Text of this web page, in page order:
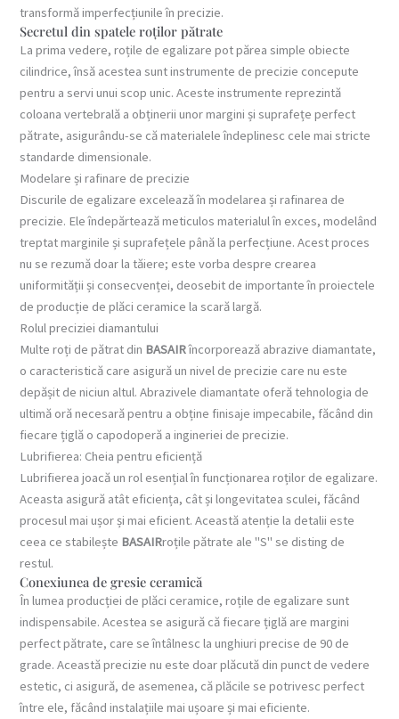
transformă imperfecțiunile în precizie.
Secretul din spatele roților pătrate
La prima vedere, roțile de egalizare pot părea simple obiecte
cilindrice, însă acestea sunt instrumente de precizie concepute
pentru a servi unui scop unic. Aceste instrumente reprezintă
coloana vertebrală a obținerii unor margini și suprafețe perfect
pătrate, asigurându-se că materialele îndeplinesc cele mai stricte
standarde dimensionale.
Modelare și rafinare de precizie
Discurile de egalizare excelează în modelarea și rafinarea de
precizie. Ele îndepărtează meticulos materialul în exces, modelând
treptat marginile și suprafețele până la perfecțiune. Acest proces
nu se rezumă doar la tăiere; este vorba despre crearea
uniformității și consecvenței, deosebit de importante în proiectele
de producție de plăci ceramice la scară largă.
Rolul preciziei diamantului
Multe roți de pătrat din BASAIRîncorporează abrazive diamantate,
o caracteristică care asigură un nivel de precizie care nu este
depășit de niciun altul. Abrazivele diamantate oferă tehnologia de
ultimă oră necesară pentru a obține finisaje impecabile, făcând din
fiecare țiglă o capodoperă a ingineriei de precizie.
Lubrifierea: Cheia pentru eficiență
Lubrifierea joacă un rol esențial în funcționarea roților de egalizare.
Aceasta asigură atât eficiența, cât și longevitatea sculei, făcând
procesul mai ușor și mai eficient. Această atenție la detalii este
ceea ce stabilește BASAIRroțile pătrate ale "S" se disting de
restul.
Conexiunea de gresie ceramică
În lumea producției de plăci ceramice, roțile de egalizare sunt
indispensabile. Acestea se asigură că fiecare țiglă are margini
perfect pătrate, care se întâlnesc la unghiuri precise de 90 de
grade. Această precizie nu este doar plăcută din punct de vedere
estetic, ci asigură, de asemenea, că plăcile se potrivesc perfect
între ele, făcând instalațiile mai ușoare și mai eficiente.